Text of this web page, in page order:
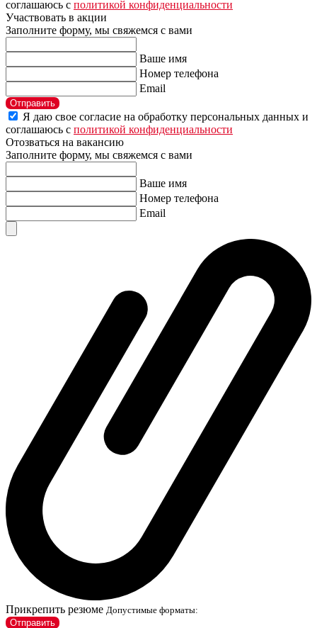
соглашаюсь с политикой конфиденциальности
Участвовать в акции
Заполните форму, мы свяжемся с вами
Ваше имя
Номер телефона
Email
Отправить
Я даю свое согласие на обработку персональных данных и
соглашаюсь с политикой конфиденциальности
Отозваться на вакансию
Заполните форму, мы свяжемся с вами
Ваше имя
Номер телефона
Email
Прикрепить резюме Допустимые форматы:
Отправить